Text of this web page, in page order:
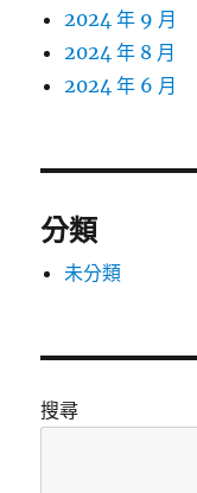
2024 年 9 月
2024 年 8 月
2024 年 6 月
分類
未分類
搜尋